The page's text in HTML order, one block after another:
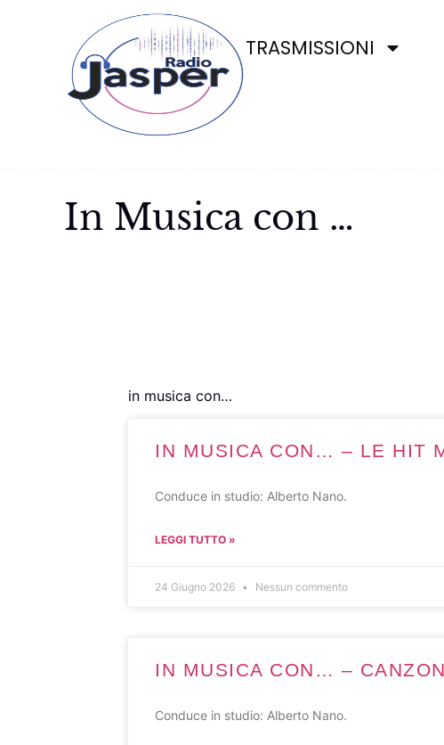
TRASMISSIONI
In Musica con …
in musica con…
IN MUSICA CON… – LE HIT
Conduce in studio: Alberto Nano.
LEGGI TUTTO »
24 Giugno 2026 Nessun commento
IN MUSICA CON… –
Conduce in studio: Alberto Nano.